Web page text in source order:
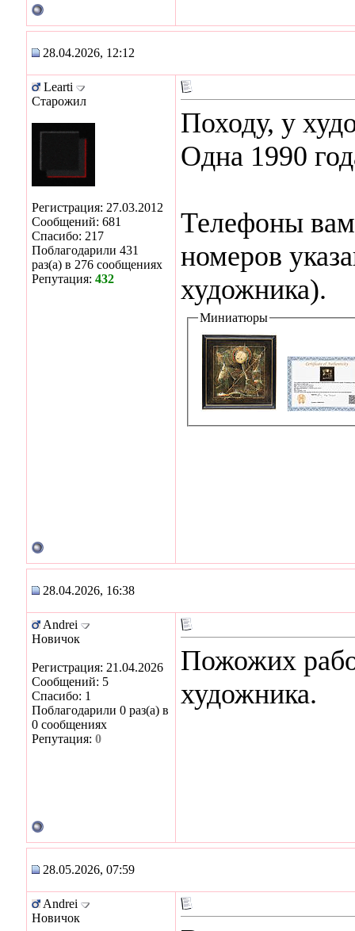
28.04.2026, 12:12
Learti
Старожил
Регистрация: 27.03.2012
Сообщений: 681
Спасибо: 217
Поблагодарили 431
раз(а) в 276 сообщениях
Репутация: 432
Походу, у
Одна 1990
Телефоны
номеров
художника).
Миниатюры
28.04.2026, 16:38
Andrei
Новичок
Регистрация: 21.04.2026
Сообщений: 5
Спасибо: 1
Поблагодарили 0 раз(а) в
0 сообщениях
Репутация: 0
Пожожих
художника.
28.05.2026, 07:59
Andrei
Новичок